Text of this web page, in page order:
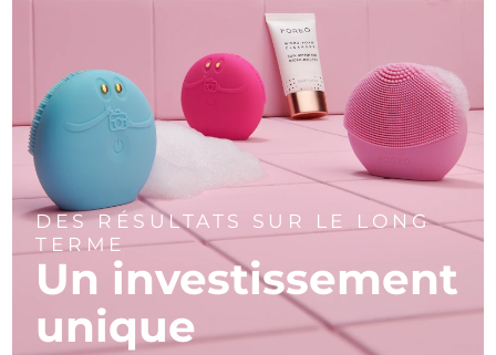
DES RÉSULTATS SUR LE LONG
TERME
Un investissement
unique